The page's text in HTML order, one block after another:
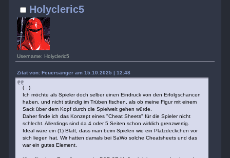
Holycleric5
Username: Holycleric5
Zitat von: Feuersänger am 15.10.2025 | 12:48
(...)
Ich möchte als Spieler doch selber einen Eindruck von den Erfolgschancen
haben, und nicht ständig im Trüben fischen, als ob meine Figur mit einem
Sack über dem Kopf durch die Spielwelt gehen würde.
Daher finde ich das Konzept eines "Cheat Sheets" für die Spieler nicht
schlecht. Allerdings sind da 4 oder 5 Seiten schon wirklich grenzwertig.
Ideal wäre ein (1) Blatt, dass man beim Spielen wie ein Platzdeckchen vor
sich liegen hat. Wir hatten damals bei SaWo solche Cheatsheets und das
war ein gutes Element.